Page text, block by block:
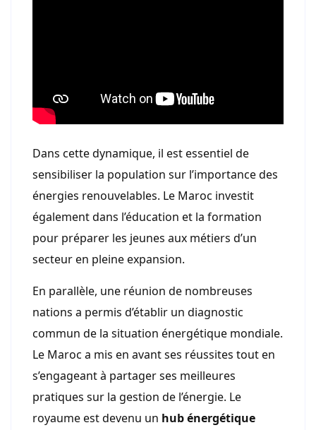
Dans cette dynamique, il est essentiel de
sensibiliser la population sur l’importance des
énergies renouvelables. Le Maroc investit
également dans l’éducation et la formation
pour préparer les jeunes aux métiers d’un
secteur en pleine expansion.
En parallèle, une réunion de nombreuses
nations a permis d’établir un diagnostic
commun de la situation énergétique mondiale.
Le Maroc a mis en avant ses réussites tout en
s’engageant à partager ses meilleures
pratiques sur la gestion de l’énergie. Le
royaume est devenu un hub énergétique